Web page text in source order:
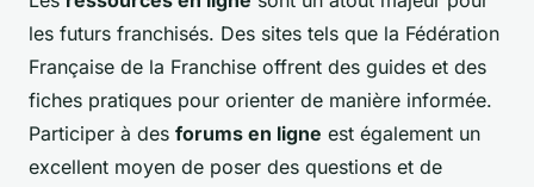
les futurs franchisés. Des sites tels que la Fédération
Française de la Franchise offrent des guides et des
fiches pratiques pour orienter de manière informée.
Participer à des forums en ligne est également un
excellent moyen de poser des questions et de